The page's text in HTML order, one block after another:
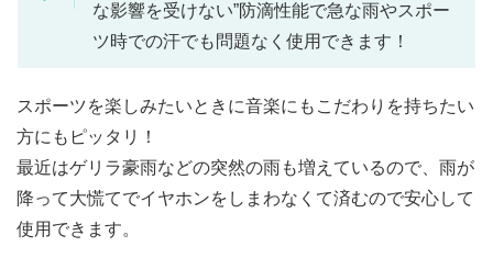
な影響を受けない”防滴性能で急な雨やスポー
ツ時での汗でも問題なく使用できます！
スポーツを楽しみたいときに音楽にもこだわりを持ちたい
方にもピッタリ！
最近はゲリラ豪雨などの突然の雨も増えているので、雨が
降って大慌てでイヤホンをしまわなくて済むので安心して
使用できます。